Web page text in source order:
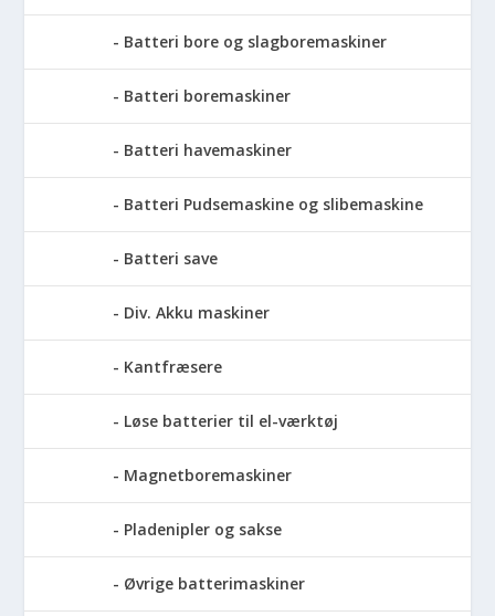
Batteri bore og slagboremaskiner
Batteri boremaskiner
Batteri havemaskiner
Batteri Pudsemaskine og slibemaskine
Batteri save
Div. Akku maskiner
Kantfræsere
Løse batterier til el-værktøj
Magnetboremaskiner
Pladenipler og sakse
Øvrige batterimaskiner